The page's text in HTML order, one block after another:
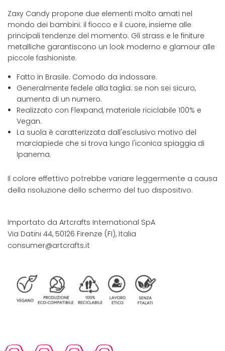
Zaxy Candy propone due elementi molto amati nel
mondo dei bambini: il fiocco e il cuore, insieme alle
principali tendenze del momento. Gli strass e le finiture
metalliche garantiscono un look moderno e glamour alle
piccole fashioniste.
Fatto in Brasile. Comodo da indossare.
Generalmente fedele alla taglia: se non sei sicuro,
aumenta di un numero.
Realizzato con Flexpand, materiale riciclabile 100% e
Vegan.
La suola è caratterizzata dall'esclusivo motivo del
marciapiede che si trova lungo l'iconica spiaggia di
Ipanema.
Il colore effettivo potrebbe variare leggermente a causa
della risoluzione dello schermo del tuo dispositivo.
Importato da Artcrafts International SpA
Via Datini 44, 50126 Firenze (FI), Italia
consumer@artcrafts.it